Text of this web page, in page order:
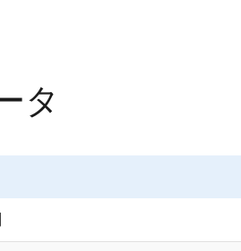
の範囲で調整可能です。 FS端
または強制連続動作に設定するこ
過熱などの保護機能も内蔵されて
ワーグッド（PG）タイマを提供
なソフト スタート、内部/外部補正
タ